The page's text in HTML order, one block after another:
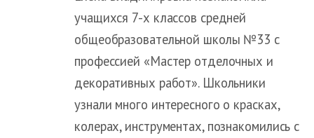
учащихся 7-х классов средней
общеобразовательной школы №33 с
профессией «Мастер отделочных и
декоративных работ». Школьники
узнали много интересного о красках,
колерах, инструментах, познакомились с